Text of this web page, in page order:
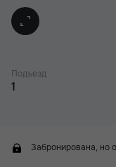
Подъезд
1
Забронирована, но